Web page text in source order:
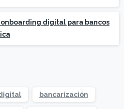
digital para bancos
bancarización